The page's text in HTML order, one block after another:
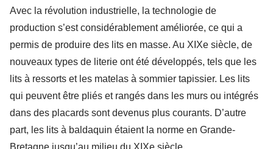
Avec la révolution industrielle, la technologie de
production s’est considérablement améliorée, ce qui a
permis de produire des lits en masse. Au XIXe siècle, de
nouveaux types de literie ont été développés, tels que les
lits à ressorts et les matelas à sommier tapissier. Les lits
qui peuvent être pliés et rangés dans les murs ou intégrés
dans des placards sont devenus plus courants. D’autre
part, les lits à baldaquin étaient la norme en Grande-